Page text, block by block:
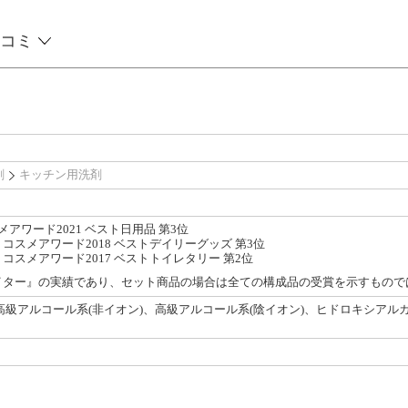
ミ
キッチン用洗剤
アワード2021 ベスト日用品 第3位
スメアワード2018 ベストデイリーグッズ 第3位
スメアワード2017 ベストトイレタリー 第2位
ー』の実績であり、セット商品の場合は全ての構成品の受賞を示すもので
級アルコール系(非イオン)、高級アルコール系(陰イオン)、ヒドロキシアル